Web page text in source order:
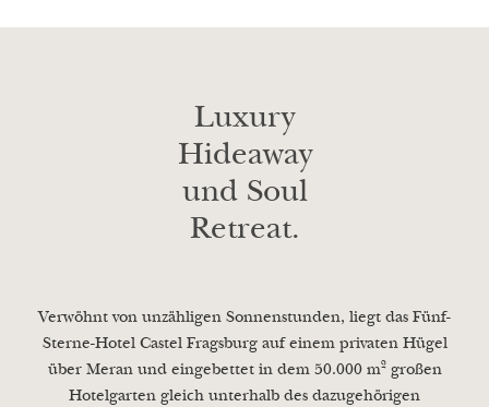
Luxury
Hideaway
und Soul
Retreat.
Verwöhnt von unzähligen Sonnenstunden, liegt das Fünf-
Sterne-Hotel Castel Fragsburg auf einem privaten Hügel
über Meran und eingebettet in dem 50.000 m² großen
Hotelgarten gleich unterhalb des dazugehörigen